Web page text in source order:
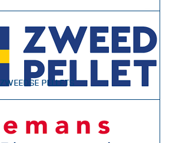
ZWEEDSE PELLETS